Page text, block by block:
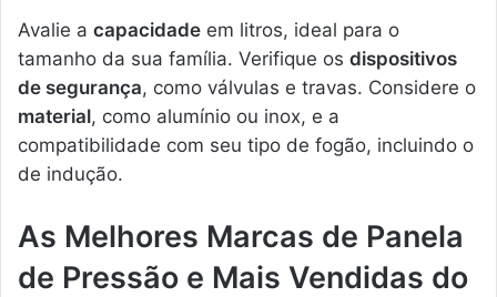
Avalie a capacidade em litros, ideal para o
tamanho da sua família. Verifique os dispositivos
de segurança, como válvulas e travas. Considere o
material, como alumínio ou inox, e a
compatibilidade com seu tipo de fogão, incluindo o
de indução.
As Melhores Marcas de Panela
de Pressão e Mais Vendidas do